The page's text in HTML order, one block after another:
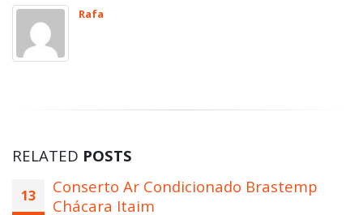
Rafa
RELATED POSTS
13
Conserto Ar Condicionado Brastemp
Chácara Itaim